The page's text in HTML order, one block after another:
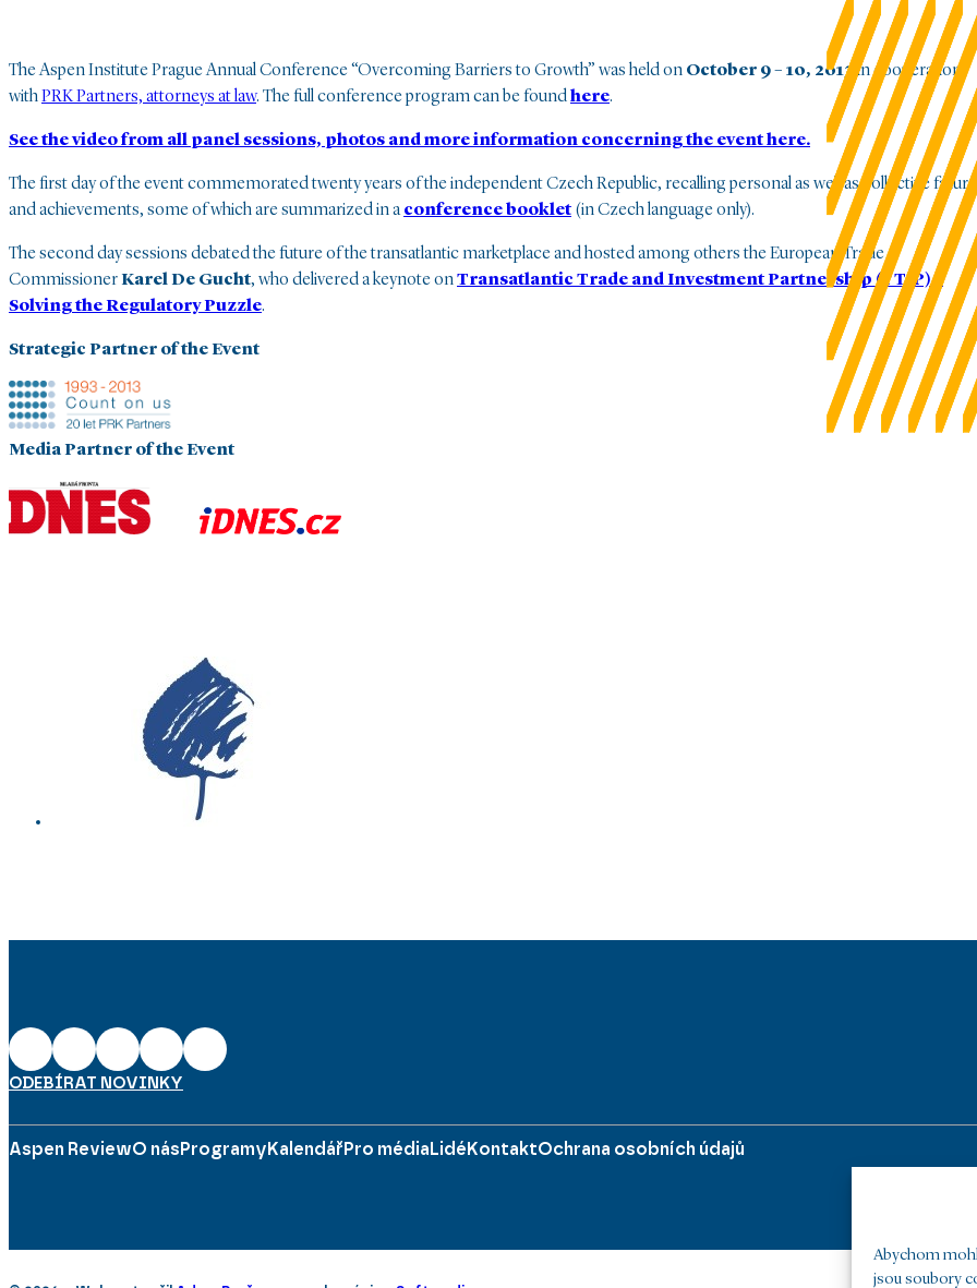
Abychom
jsou soubory
The Aspen Institute Prague Annual Conference “Overcoming Barriers to Growth” was held on October 9 – 10, 2013 in cooperation
withPRK Partners, attorneys at law. The full conference program can be foundhere.
See the video from all panel sessions, photos and more information concerning the event here.
The first day of the event commemorated twenty years of the independent Czech Republic, recalling personal as well as collective
and achievements, some of which are summarized in aconference booklet (in Czech language only).
The second day sessions debated the future of the transatlantic marketplace and hosted among others the European Trade
CommissionerKarel De Gucht, who delivered a keynote onTransatlantic Trade and Investment Partnership (TTIP) –
Solving the Regulatory Puzzle.
Strategic Partner of the Event
Media Partner of the Event
ODEBÍRAT NOVINKY
Aspen ReviewO násProgramyKalendářPro médiaLidéKontaktOchrana osobních údajů